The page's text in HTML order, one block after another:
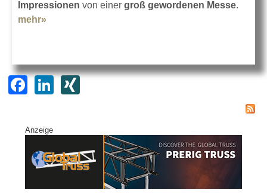
Impressionen von einer groß gewordenen Messe.
mehr»
F
c
e
b
Li
e
dI
XI
Anzeige